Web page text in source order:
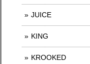
JUICE
KING
KROOKED